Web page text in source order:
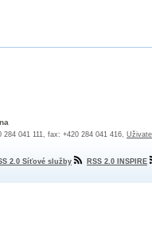
041 111, fax: +420 284 041 416,
2.0 Síťové služby RSS 2.0 INSPIRE